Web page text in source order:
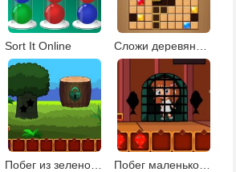
Sort It Online
Побег из зеленой усадьбы Побег маленькой девочки